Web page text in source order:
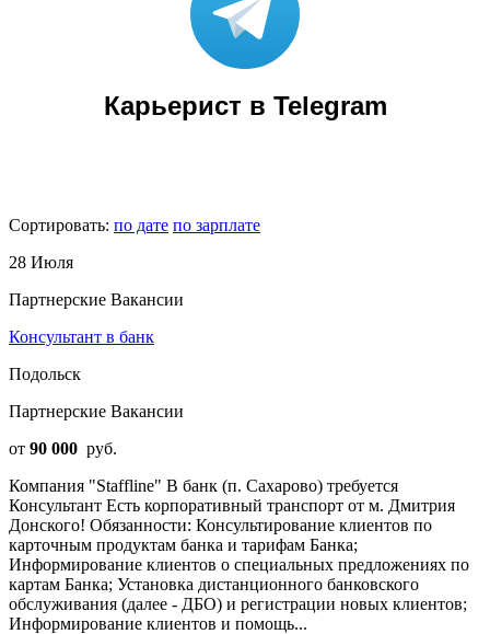
Карьерист в Telegram
Сортировать: по дате по зарплате
28 Июля
Партнерские Вакансии
Консультант в банк
Подольск
Партнерские Вакансии
от 90 000 руб.
Компания "Staffline" В банк (п. Сахарово) требуется
Консультант Есть корпоративный транспорт от м. Дмитрия
Донского! Обязанности: Консультирование клиентов по
карточным продуктам банка и тарифам Банка;
Информирование клиентов о специальных предложениях по
картам Банка; Установка дистанционного банковского
обслуживания (далее - ДБО) и регистрации новых клиентов;
Информирование клиентов и помощь...